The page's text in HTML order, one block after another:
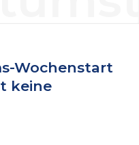
Wochenstart
keine